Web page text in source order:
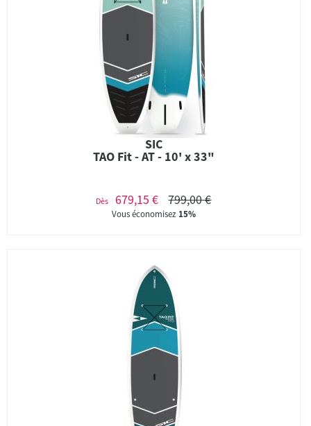
SIC
TAO Fit - AT - 10' x 33"
Dès 679,15 € 799,00 €
Vous économisez 15%